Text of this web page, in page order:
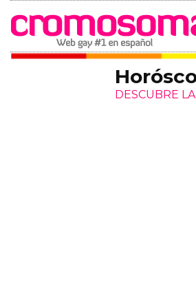
DESCUBRE